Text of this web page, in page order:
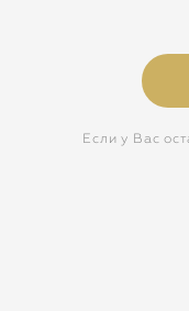
Если у Вас